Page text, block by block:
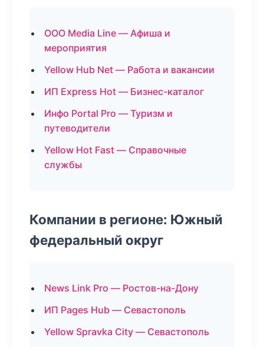
ООО Media Line — Афиша и
мероприятия
Yellow Hub Net — Работа и вакансии
ИП Express Hot — Бизнес-каталог
Инфо Portal Pro — Туризм и
путеводители
Yellow Hot Fast — Справочные
службы
Компании в регионе: Южный
федеральный округ
News Link Pro — Ростов-на-Дону
ИП Pages Hub — Севастополь
Yellow Spravka City — Севастополь